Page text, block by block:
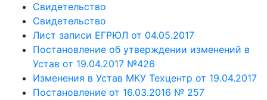
Свидетельство
Свидетельство
Лист записи ЕГРЮЛ от 04.05.2017
Постановление об утверждении изменений в
Устав от 19.04.2017 №426
Изменения в Устав МКУ Техцентр от 19.04.2017
Постановление от 16.03.2016 № 257